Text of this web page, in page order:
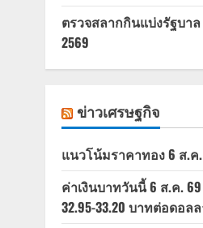
ตรวจสลากกินแบ่งรัฐบา
2569
ข่าวเศรษฐกิจ
แนวโน้มราคาทอง 6 ส.
ค่าเงินบาทวันนี้ 6 ส.ค.
32.95-33.20 บาทต่อดอล